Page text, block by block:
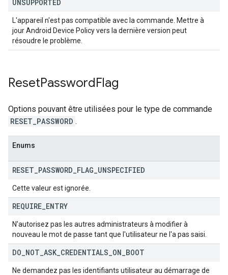
UNSUPPORTED
L'appareil n'est pas compatible avec la commande. Mettre à
jour Android Device Policy vers la dernière version peut
résoudre le problème.
ResetPasswordFlag
Options pouvant être utilisées pour le type de commande
RESET_PASSWORD .
Enums
RESET PASSWORD FLAG UNSPECIFIED
Cette valeur est ignorée.
REQUIRE ENTRY
N'autorisez pas les autres administrateurs à modifier à
nouveau le mot de passe tant que l'utilisateur ne l'a pas saisi.
DO NOT ASK CREDENTIALS ON BOOT
Ne demandez pas les identifiants utilisateur au démarrage de